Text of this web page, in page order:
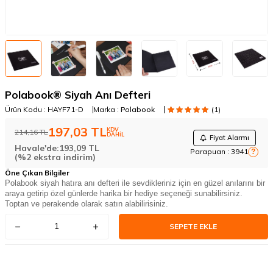
Polabook® Siyah Anı Defteri
Ürün Kodu : HAYF71-D Marka : Polabook (1)
214,16TL197,03 TLKDV
DAHİL Fiyat Alarmı
Parapuan : 3941 ?
Havale'de:193,09 TL
(%2 ekstra indirim)
Öne Çıkan Bilgiler
Polabook siyah hatıra anı defteri ile sevdikleriniz için en güzel anılarını bir
araya getirip özel günlerde harika bir hediye seçeneği sunabilirsiniz.
Toptan ve perakende olarak satın alabilirisiniz.
SEPETE EKLE